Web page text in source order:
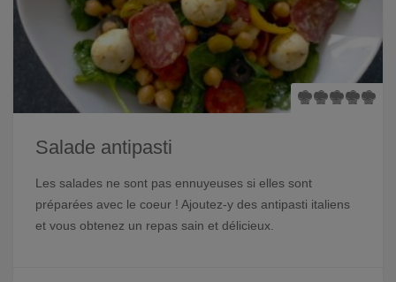
Salade antipasti
Les salades ne sont pas ennuyeuses si elles sont
préparées avec le coeur ! Ajoutez-y des antipasti italiens
et vous obtenez un repas sain et délicieux.